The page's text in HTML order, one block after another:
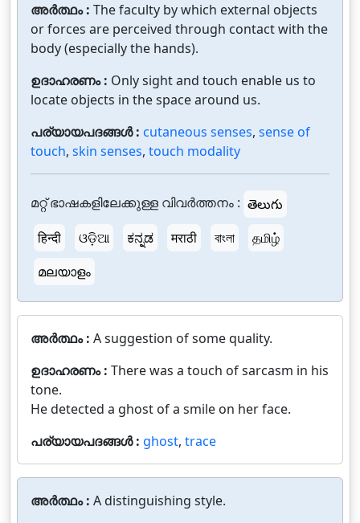
അർത്ഥം : The faculty by which external objects
or forces are perceived through contact with the
body (especially the hands).
ഉദാഹരണം : Only sight and touch enable us to
locate objects in the space around us.
പര്യായപദങ്ങൾ : cutaneous senses, sense of
touch, skin senses, touch modality
മറ്റ് ഭാഷകളിലേക്കുള്ള വിവർത്തനം : తెలుగు
हिन्दी
ଓଡ଼ିଆ ಕನ್ನಡ मराठी বাংলা
தமிழ்
മലയാളം
അർത്ഥം : A suggestion of some quality.
ഉദാഹരണം : There was a touch of sarcasm in his
tone.
He detected a ghost of a smile on her face.
പര്യായപദങ്ങൾ : ghost, trace
അർത്ഥം : A distinguishing style.